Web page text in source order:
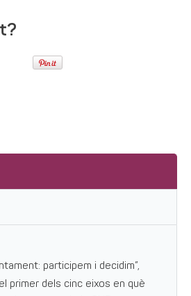
participem i decidim”,
primer dels cinc eixos en què